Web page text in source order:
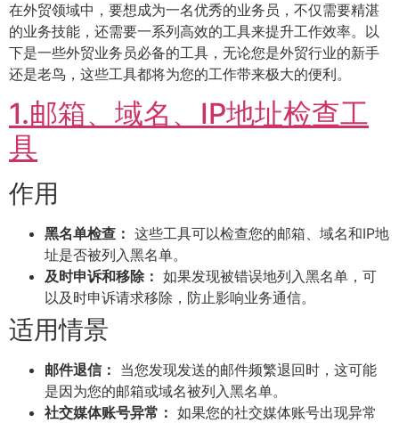
在外贸领域中，要想成为一名优秀的业务员，不仅需要精湛
的业务技能，还需要一系列高效的工具来提升工作效率。以
下是一些外贸业务员必备的工具，无论您是外贸行业的新手
还是老鸟，这些工具都将为您的工作带来极大的便利。
1.邮箱、域名、IP地址检查工
具
作用
黑名单检查： 这些工具可以检查您的邮箱、域名和IP地
址是否被列入黑名单。
及时申诉和移除： 如果发现被错误地列入黑名单，可
以及时申诉请求移除，防止影响业务通信。
适用情景
邮件退信： 当您发现发送的邮件频繁退回时，这可能
是因为您的邮箱或域名被列入黑名单。
社交媒体账号异常： 如果您的社交媒体账号出现异常